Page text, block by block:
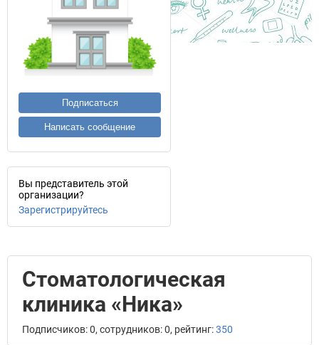
Подписаться
Написать сообщение
Вы представитель этой
организации?
Зарегистрируйтесь
Стоматологическая
клиника «Ника»
Подписчиков: 0, сотрудников: 0, рейтинг:350